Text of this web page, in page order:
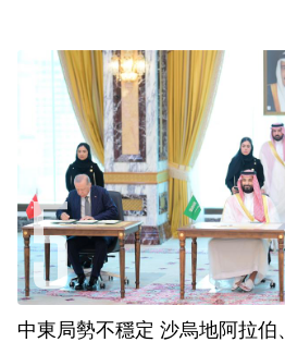
中東局勢不穩定 沙烏地阿拉伯